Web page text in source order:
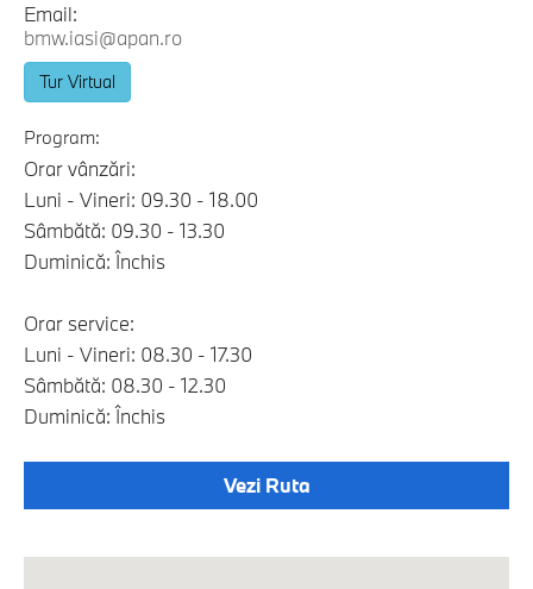
Email:
bmw.iasi@apan.ro
Tur Virtual
Program:
Orar vânzări:
Luni - Vineri: 09.30 - 18.00
Sâmbătă: 09.30 - 13.30
Duminică: Închis
Orar service:
Luni - Vineri: 08.30 - 17.30
Sâmbătă: 08.30 - 12.30
Duminică: Închis
Vezi Ruta